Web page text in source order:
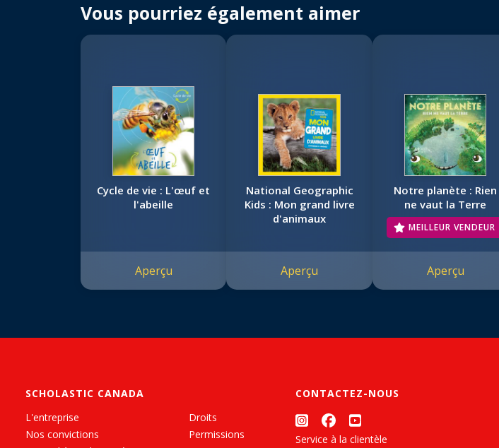
Vous pourriez également aimer
Cycle de vie : L'œuf et
l'abeille
Aperçu
National Geographic
Kids : Mon grand livre
d'animaux
Aperçu
Notre planète : Rien
ne vaut la Terre
MEILLEUR VENDEUR
Aperçu
SCHOLASTIC CANADA
L'entreprise
Nos convictions
Droits
Permissions
CONTACTEZ-NOUS
Service à la clientèle